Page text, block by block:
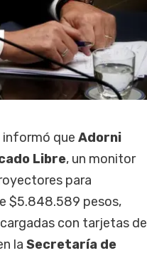
informó que Adorni
Libre, un monitor
para
$5.848.589 pesos,
con tarjetas de
la Secretaría de